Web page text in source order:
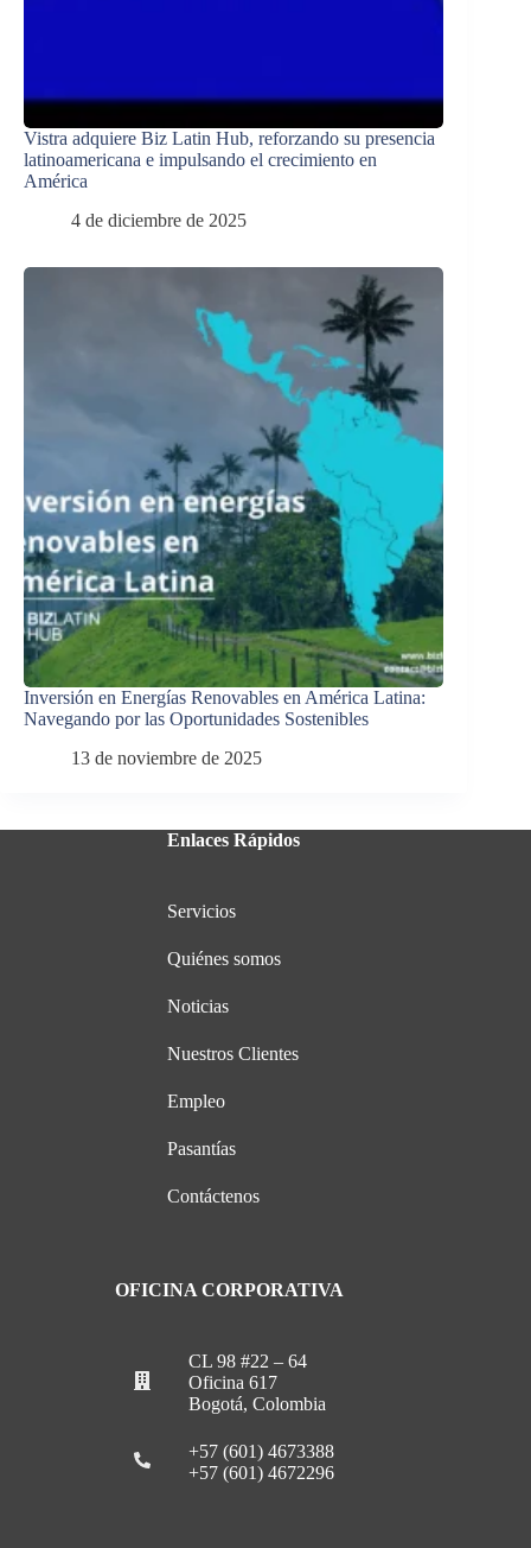
Vistra adquiere Biz Latin Hub, reforzando su presencia
latinoamericana e impulsando el crecimiento en
América
4 de diciembre de 2025
Inversión en Energías Renovables en América Latina:
Navegando por las Oportunidades Sostenibles
13 de noviembre de 2025
Enlaces Rápidos
Servicios
Quiénes somos
Noticias
Nuestros Clientes
Empleo
Pasantías
Contáctenos
OFICINA CORPORATIVA
CL 98 #22 – 64
Oficina 617
Bogotá, Colombia
+57 (601) 4673388
+57 (601) 4672296